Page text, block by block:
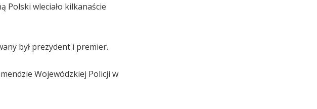
Polski wleciało kilkanaście
był prezydent i premier.
Wojewódzkiej Policji w